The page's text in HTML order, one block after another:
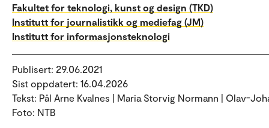
Fakultet for teknologi, kunst og design (TKD)
Institutt for journalistikk og mediefag (JM)
Institutt for informasjonsteknologi
Publisert: 29.06.2021
Sist oppdatert: 16.04.2026
Tekst: Pål Arne Kvalnes | Maria Storvig Normann | Olav-
Foto: NTB